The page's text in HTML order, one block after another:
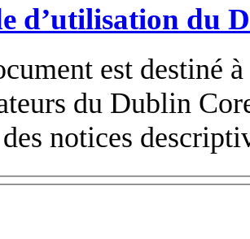
d’utilisation du
est destiné
du Dublin
notices